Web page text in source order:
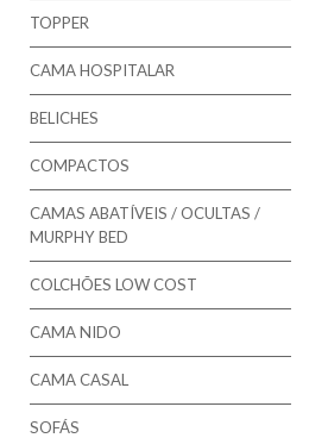
Pikolin - Bases
Bestbed - Sommiers
Mindol - Estrados
TOPPER
CAMA HOSPITALAR
BELICHES
COMPACTOS
CAMAS ABATÍVEIS / OCULTAS /
MURPHY BED
COLCHÕES LOW COST
CAMA NIDO
CAMA CASAL
SOFÁS